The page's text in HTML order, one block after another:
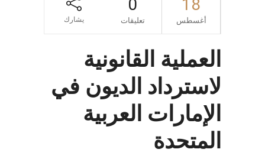
18
أغسطس
0
تعليقات يشارك
العملية القانونية
لاسترداد الديون في
الإمارات العربية
المتحدة